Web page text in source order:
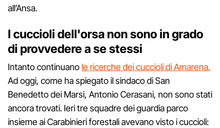
all’Ansa.
I cuccioli dell'orsa non sono in grado
di provvedere a se stessi
Intanto continuano le ricerche dei cuccioli di Amarena.
Ad oggi, come ha spiegato il sindaco di San
Benedetto dei Marsi, Antonio Cerasani, non sono stati
ancora trovati. Ieri tre squadre dei guardia parco
insieme ai Carabinieri forestali avevano visto i cuccioli: